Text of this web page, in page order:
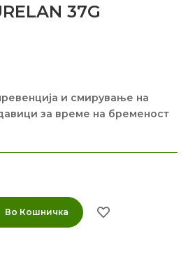
37G
и смирување на
за време на бременост
Во Кошничка